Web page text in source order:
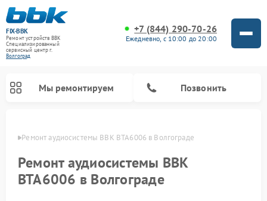
FIX-BBK
Ремонт устройств BBK
Специализированный
cервисный центр г.
Волгоград
+7 (844) 290-70-26
Ежедневно, с 10:00 до 20:00
Мы ремонтируем Позвонить
Ремонт аудиосистемы BBK BTA6006 в Волгограде
Ремонт аудиосистемы BBK
BTA6006 в Волгограде